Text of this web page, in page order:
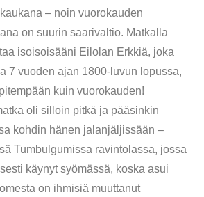
– noin vuorokauden
on suurin saarivaltio. Matkalla
isoisoisääni Eilolan Erkkiä, joka
7 vuoden ajan 1800-luvun lopussa,
kuin vuorokauden!
oli silloin pitkä ja pääsinkin
kohdin hänen jalanjäljissään –
Tumbulgumissa ravintolassa, jossa
käynyt syömässä, koska asui
on ihmisiä muuttanut